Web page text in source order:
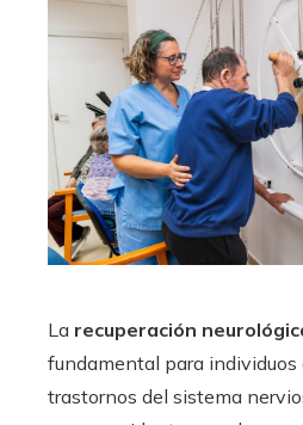
La recuperación
fundamental para individuos
trastornos del sistema